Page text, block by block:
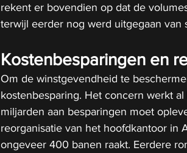
rekent er bovendien op dat de
terwijl eerder nog werd uitgegaan van
Kostenbesparingen en
Om de winstgevendheid te
kostenbesparing. Het concern werkt
miljarden aan besparingen moet
reorganisatie van het hoofdkantoor in
ongeveer 400 banen raakt. Eerdere